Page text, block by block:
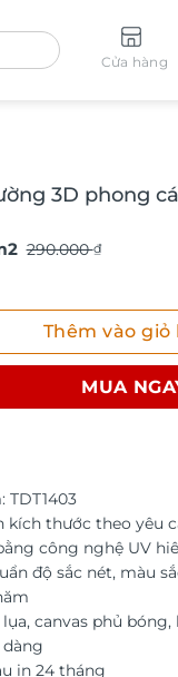
Cửa hàng
3D phong
290.000₫
3D phong cách
Thêm vào giỏ
MUA
TDT1403
kích thước theo yêu
công nghệ UV
độ sắc nét, màu
canvas phủ
dàng
in 24 tháng